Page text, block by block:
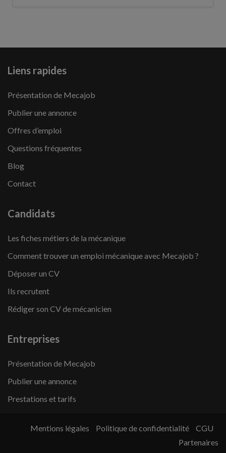
Liens rapides
Présentation de Mecajob
Publier une annonce
Offres d’emploi
Questions fréquentes
Blog
Contact
Candidats
Les fiches métiers de la mécanique
Comment trouver un emploi mécanique avec Mecajob ?
Déposer un CV
Ils recrutent
Rédiger son CV de mécanicien
Entreprises
Présentation de Mecajob
Publier une annonce
Prestations et tarifs
Mentions légales Politique de confidentialité
CGU
Partenaires